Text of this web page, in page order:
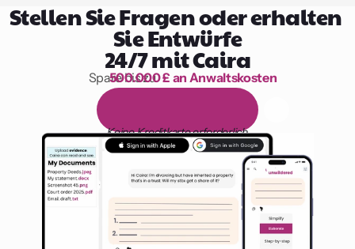
Stellen Sie Fragen oder erhalten
Sie Entwürfe
24/7 mit Caira
1.000 Stunden Lesen
Spare bis zu
500.000 £ an Anwaltskosten
äg on
Keine Kreditkarte erforderlich